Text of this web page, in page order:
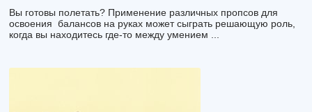
Вы готовы полетать? Применение различных пропсов для
освоения балансов на руках может сыграть решающую роль,
когда вы находитесь где-то между умением ...